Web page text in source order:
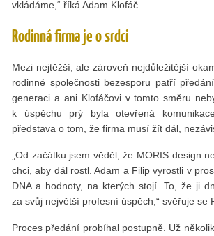
vkládáme,“ říká Adam Klofáč.
Rodinná firma je o srdci
Mezi nejtěžší, ale zároveň nejdůležitější
rodinné společnosti bezesporu patří
generaci a ani Klofáčovi v tomto směru
k úspěchu prý byla otevřená
představa o tom, že firma musí žít dál,
„Od začátku jsem věděl, že MORIS design
chci, aby dál rostl. Adam a Filip vyrostli v
DNA a hodnoty, na kterých stojí. To, že ji
za svůj největší profesní úspěch,“ svěřuje se
Proces předání probíhal postupně. Už